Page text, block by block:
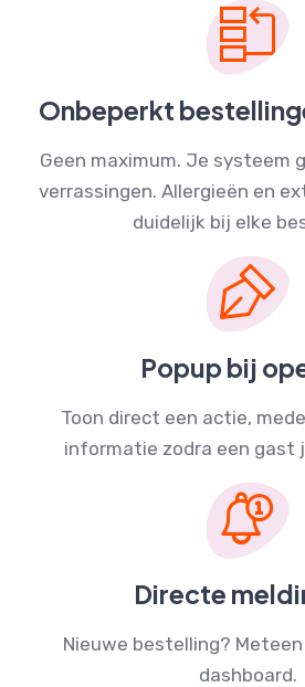
Onbeperkt
Geen maximum. Je systeem
verrassingen. Allergieën en
duidelijk bij elke
Popup bij
Toon direct een actie,
informatie zodra een gast
Directe
Nieuwe bestelling?
dashboard.